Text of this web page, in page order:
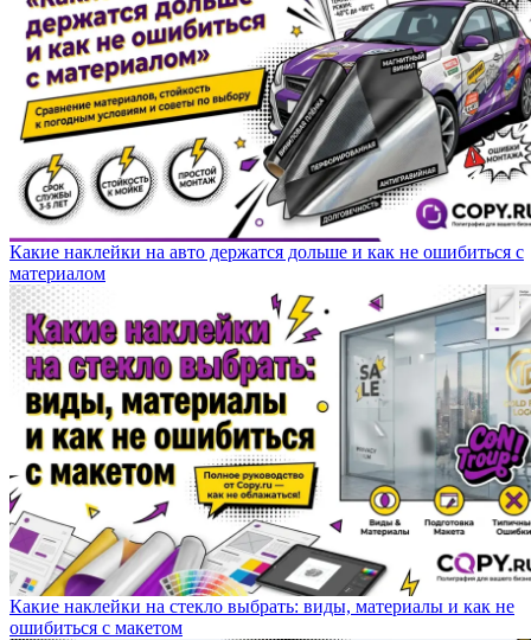
Какие наклейки на авто держатся дольше и как не ошибиться с
материалом
Какие наклейки на стекло выбрать: виды, материалы и как не
ошибиться с макетом